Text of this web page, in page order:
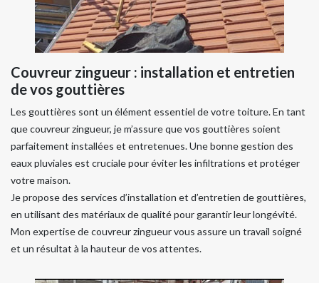
Couvreur zingueur : installation et entretien
de vos gouttières
Les gouttières sont un élément essentiel de votre toiture. En tant
que couvreur zingueur, je m’assure que vos gouttières soient
parfaitement installées et entretenues. Une bonne gestion des
eaux pluviales est cruciale pour éviter les infiltrations et protéger
votre maison.
Je propose des services d’installation et d’entretien de gouttières,
en utilisant des matériaux de qualité pour garantir leur longévité.
Mon expertise de couvreur zingueur vous assure un travail soigné
et un résultat à la hauteur de vos attentes.